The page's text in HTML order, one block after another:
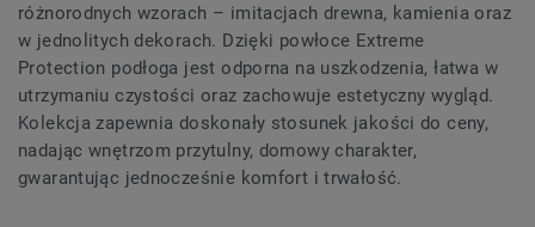
różnorodnych wzorach – imitacjach drewna, kamienia oraz
w jednolitych dekorach. Dzięki powłoce Extreme
Protection podłoga jest odporna na uszkodzenia, łatwa w
utrzymaniu czystości oraz zachowuje estetyczny wygląd.
Kolekcja zapewnia doskonały stosunek jakości do ceny,
nadając wnętrzom przytulny, domowy charakter,
gwarantując jednocześnie komfort i trwałość.